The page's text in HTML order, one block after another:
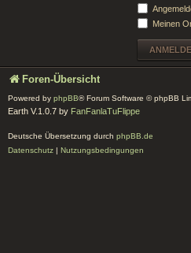
Meinen
Foren-Übersicht
Powered by phpBB® Forum Software © phpBB
Earth V.1.0.7 by FanFanlaTuFlippe
Deutsche Übersetzung durch phpBB.de
Datenschutz | Nutzungsbedingungen